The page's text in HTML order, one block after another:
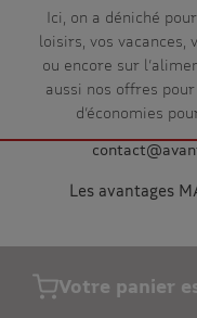
Votre panier
Ici, on a déniché
loisirs, vos vacances,
ou encore sur
aussi nos offres
d’économies
Les avantages